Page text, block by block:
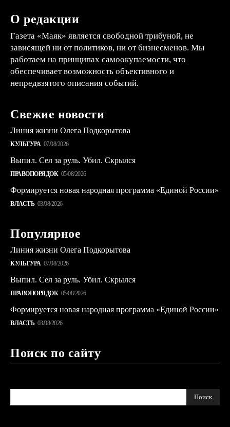
О редакции
Газета «Маяк» является свободной трибуной, не
зависящей ни от политиков, ни от бизнесменов. Мы
работаем на принципах самоокупаемости, что
обеспечивает возможность объективного и
непредвзятого описания событий.
Свежие новости
Линия жизни Олега Подкорытова
КУЛЬТУРА 07/08/2026
Выпил. Сел за руль. Убил. Скрылся
ПРАВОПОРЯДОК 05/08/2026
Формируется новая народная программа «Единой России»
ВЛАСТЬ 03/08/2026
Популярное
Линия жизни Олега Подкорытова
КУЛЬТУРА 07/08/2026
Выпил. Сел за руль. Убил. Скрылся
ПРАВОПОРЯДОК 05/08/2026
Формируется новая народная программа «Единой России»
ВЛАСТЬ 03/08/2026
Поиск по сайту
Поиск